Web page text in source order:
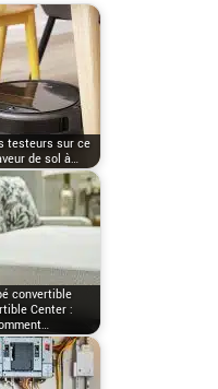
testeurs sur ce
de sol à…
convertible
Center :